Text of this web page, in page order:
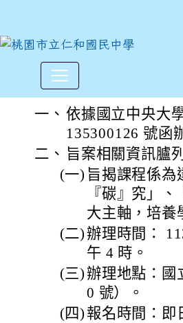
國立中央大學執
一、 依據國立中央大
135300126 號函
二、 旨案相關資訊臚
(一) 旨揭課程係為
『碳』究」
大主軸，培養
(二)辦理時間：
午 4 時。
(三)辦理地點：國
0 號）。
(四) 報名時間：即